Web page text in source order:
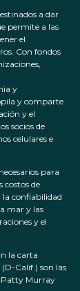
a dar
permite a las
el
Con fondos
y
y comparte
y el
socios de
celulares e
para
costos de
confiabilidad
mar y las
y el
la carta
Calif.) son las
Patty Murray